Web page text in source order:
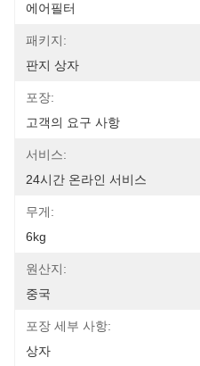
에어필터
패키지:
판지 상자
포장:
고객의 요구 사항
서비스:
24시간 온라인 서비스
무게:
6kg
원산지:
중국
포장 세부 사항:
상자